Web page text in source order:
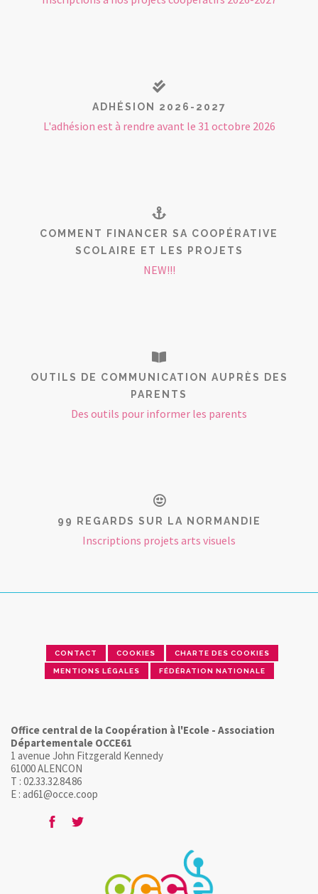
ADHÉSION 2026-2027
L'adhésion est à rendre avant le 31 octobre 2026
COMMENT FINANCER SA COOPÉRATIVE
SCOLAIRE ET LES PROJETS
NEW!!!
OUTILS DE COMMUNICATION AUPRÈS DES
PARENTS
Des outils pour informer les parents
99 REGARDS SUR LA NORMANDIE
Inscriptions projets arts visuels
CONTACT COOKIES CHARTE DES COOKIES
MENTIONS LÉGALES FÉDÉRATION NATIONALE
Office central de la Coopération à l'Ecole - Association
Départementale OCCE61
1 avenue John Fitzgerald Kennedy
61000 ALENCON
T : 02.33.32.84.86
E : ad61@occe.coop